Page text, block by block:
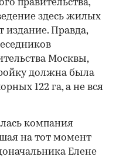
правительства,
здесь жилых
издание. Правда,
Москвы,
должна была
122 га, а не вся
компания
на тот момент
Елене